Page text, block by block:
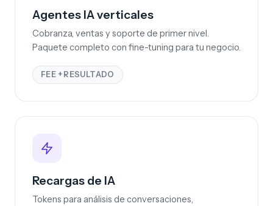
Agentes IA verticales
Cobranza, ventas y soporte de primer nivel.
Paquete completo con fine-tuning para tu negocio.
FEE + RESULTADO
Recargas de IA
Tokens para análisis de conversaciones,